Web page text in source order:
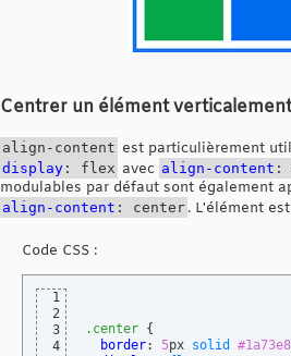
Centrer un élément verticalement
align-content est particulièrement
display : flex avec align-content :
modulables par défaut sont également
align-content : center . L'élément
Code CSS :
1
2
3
4
.center {
border: 5px solid #1a73e8